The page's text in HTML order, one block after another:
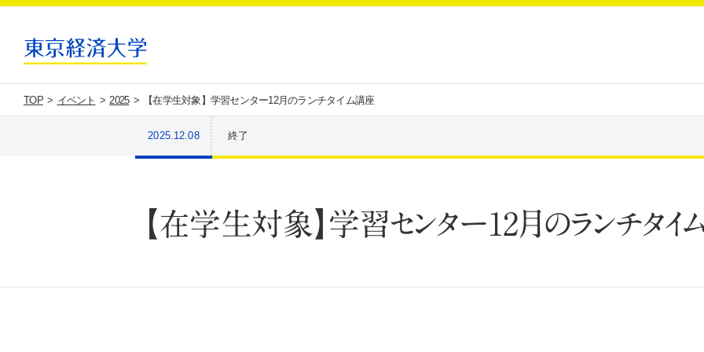
TOP イベント 2025 【在学生対象】学習センター12月のランチタイム講座
2025.12.08 終了
【在学生対象】学習センター12月のランチタイ